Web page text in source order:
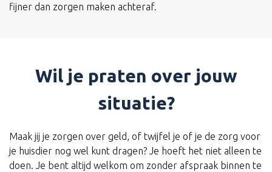
fijner dan zorgen maken achteraf.
Wil je praten over jouw
situatie?
Maak jij je zorgen over geld, of twijfel je of je de zorg voor
je huisdier nog wel kunt dragen? Je hoeft het niet alleen te
doen. Je bent altijd welkom om zonder afspraak binnen te